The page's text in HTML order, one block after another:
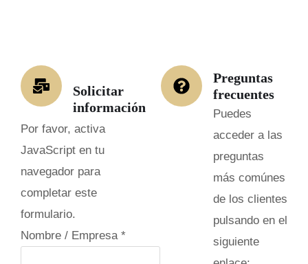
Solicitar
información
Por favor, activa
JavaScript en tu
navegador para
completar este
formulario.
e
Nombre / Empresa *
Preguntas
frecuentes
Puedes
acceder a las
preguntas
más comúnes
de los clientes
pulsando en el
siguiente